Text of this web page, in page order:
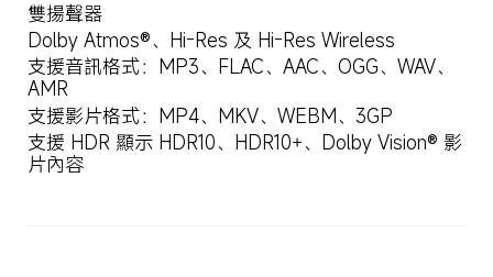
雙揚聲器
Dolby Atmos®、Hi-Res 及 Hi-Res Wireless
支援音訊格式：MP3、FLAC、AAC、OGG、WAV、
AMR
支援影片格式：MP4、MKV、WEBM、3GP
支援 HDR 顯示 HDR10、HDR10+、Dolby Vision® 影
片內容